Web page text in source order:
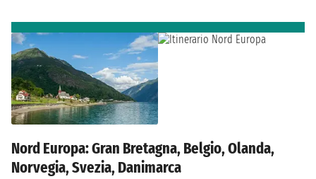
Nord Europa: Gran Bretagna, Belgio, Olanda,
Norvegia, Svezia, Danimarca